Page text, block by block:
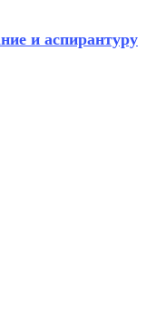
и аспирантуру